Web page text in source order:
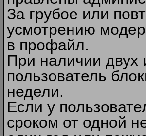
За грубое или
усмотрению
в профайл.
При наличии двух
пользователь
недели.
Если у
сроком от одной